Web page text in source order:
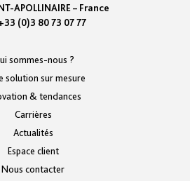
APOLLINAIRE – France
(0)3 80 73 07 77
Qui sommes-nous ?
solution sur mesure
& tendances
Carrières
Actualités
Espace client
Nous contacter